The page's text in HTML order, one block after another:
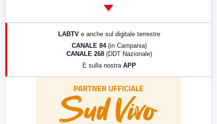
LABTV e anche sul digitale terrestre
CANALE 84 (in Campania)
CANALE 268 (DDT Nazionale)
E sulla nostra APP